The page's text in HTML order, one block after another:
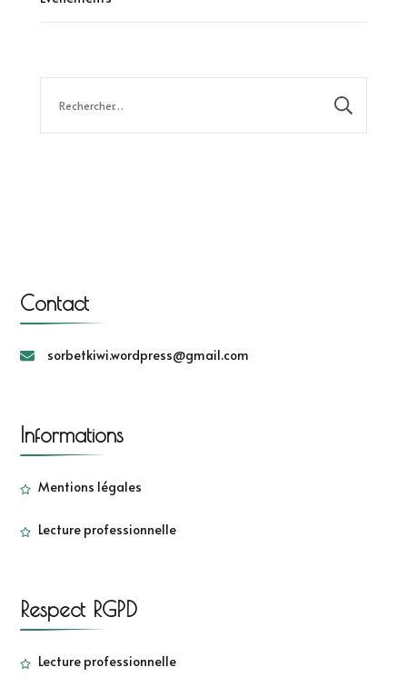
Contact
sorbetkiwi.wordpress@gmail.com
Informations
Mentions légales
Lecture professionnelle
Respect RGPD
Lecture professionnelle